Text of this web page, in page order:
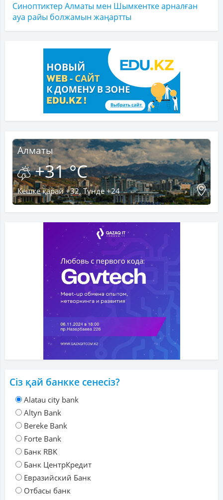
Синоптиктер Алматы мен Шымкентке арналған
ауа райы болжамын жаңартты
Алматы
+31 °C
Кешке қарай +32, Түнде +24
Сіз қай банкке сенесіз?
Alatau city bank
Altyn Bank
Bereke Bank
Forte Bank
Банк RBK
Банк ЦентрКредит
Евразийский Банк
Отбасы банк